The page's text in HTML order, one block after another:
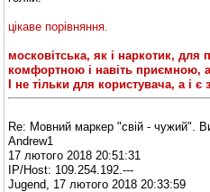
цікаве порівняння.
московітська, як і наркотик, для
комфортною і навіть приємною,
І не тільки для користувача, а і
Re: Мовний маркер "свій - чужий".
Andrew1
17 лютого 2018 20:51:31
IP/Host: 109.254.192.---
Jugend, 17 лютого 2018 20:33:59